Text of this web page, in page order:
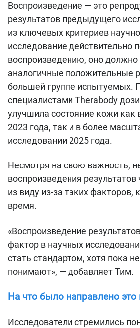
Воспроизведение — это
результатов предыдущего
из ключевых критериев
исследование действительно
воспроизведению, оно должно
аналогичные положительные
большей группе испытуемых.
специалистами Therabody
улучшила состояние кожи как
2023 года, так и в более
исследовании 2025 года.
Несмотря на свою важность,
воспроизведения результатов
из виду из-за таких факторов,
время.
«Воспроизведение
фактор в научных
стать стандартом, хотя пока
понимают», — добавляет Тим.
На что было направлено это
Исследователи стремились